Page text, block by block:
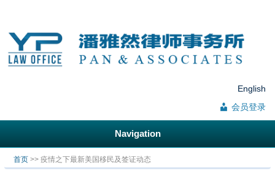
English
会员登录
Navigation
你在这里
首页 >> 疫情之下最新美国移民及签证动态